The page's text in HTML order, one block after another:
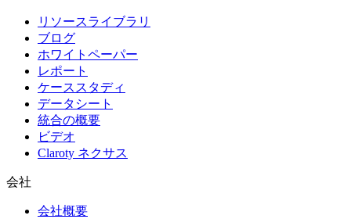
リソースライブラリ
ブログ
ホワイトペーパー
レポート
ケーススタディ
データシート
統合の概要
ビデオ
Claroty ネクサス
会社
会社概要